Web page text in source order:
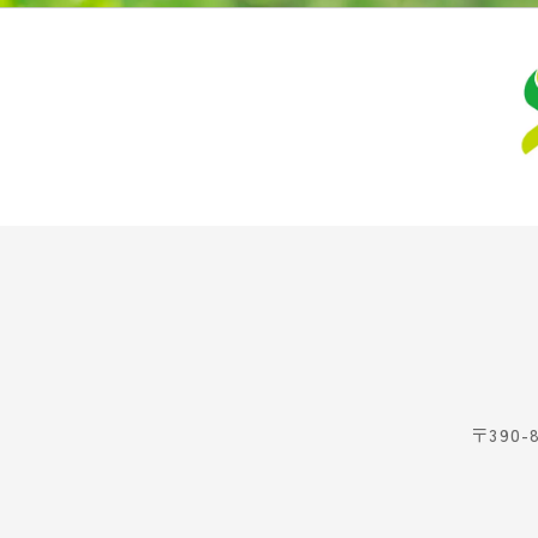
〒390-